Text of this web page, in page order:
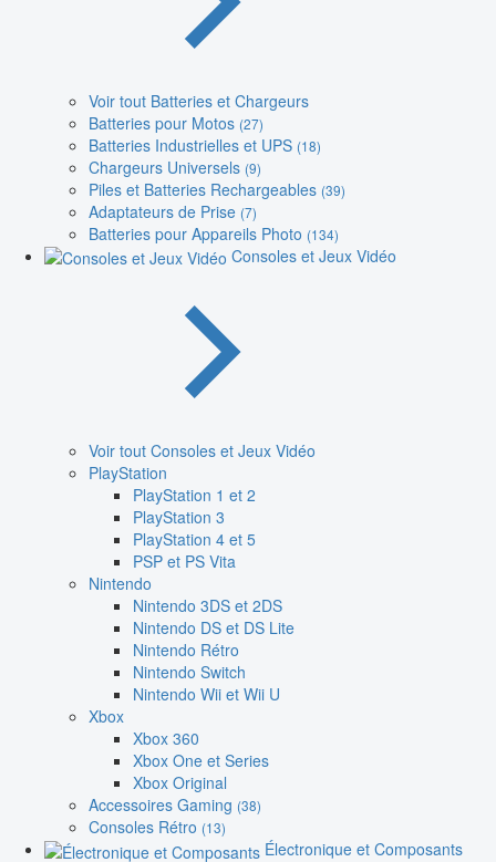
Voir tout Batteries et Chargeurs
Batteries pour Motos (27)
Batteries Industrielles et UPS (18)
Chargeurs Universels (9)
Piles et Batteries Rechargeables (39)
Adaptateurs de Prise (7)
Batteries pour Appareils Photo (134)
Consoles et Jeux Vidéo
Voir tout Consoles et Jeux Vidéo
PlayStation
PlayStation 1 et 2
PlayStation 3
PlayStation 4 et 5
PSP et PS Vita
Nintendo
Nintendo 3DS et 2DS
Nintendo DS et DS Lite
Nintendo Rétro
Nintendo Switch
Nintendo Wii et Wii U
Xbox
Xbox 360
Xbox One et Series
Xbox Original
Accessoires Gaming (38)
Consoles Rétro (13)
Électronique et Composants